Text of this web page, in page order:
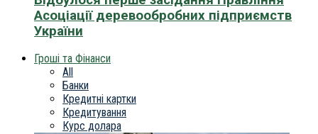
Асоціації деревообробних підприємств
України
Гроші та Фінанси
All
Банки
Кредитні картки
Кредитування
Курс долара